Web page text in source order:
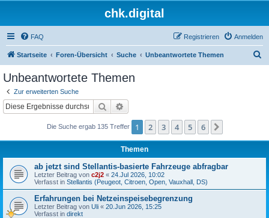
chk.digital
FAQ Anmelden
Registrieren
Startseite Foren-Übersicht Suche Unbeantwortete Themen
Unbeantwortete Themen
Zur erweiterten Suche
Suche
Die Suche ergab 135 Treffer 1 2 3 4 5 6
Themen
ab jetzt sind Stellantis-basierte Fahrzeuge abfragbar
Letzter Beitrag von c2j2 « 24.Jul 2026, 10:02
Verfasst in Stellantis (Peugeot, Citroen, Open, Vauxhall, DS)
Erfahrungen bei Netzeinspeisebegrenzung
Letzter Beitrag von Uli « 20.Jun 2026, 15:25
Verfasst in direkt